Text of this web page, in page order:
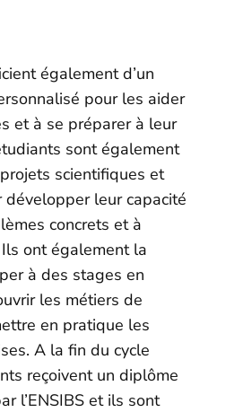
également d’un
pour les aider
et à se préparer à leur
sont également
scientifiques et
leur capacité
concrets et à
ont également la
à des stages en
les métiers de
en pratique les
A la fin du cycle
reçoivent un diplôme
l’ENSIBS et ils sont